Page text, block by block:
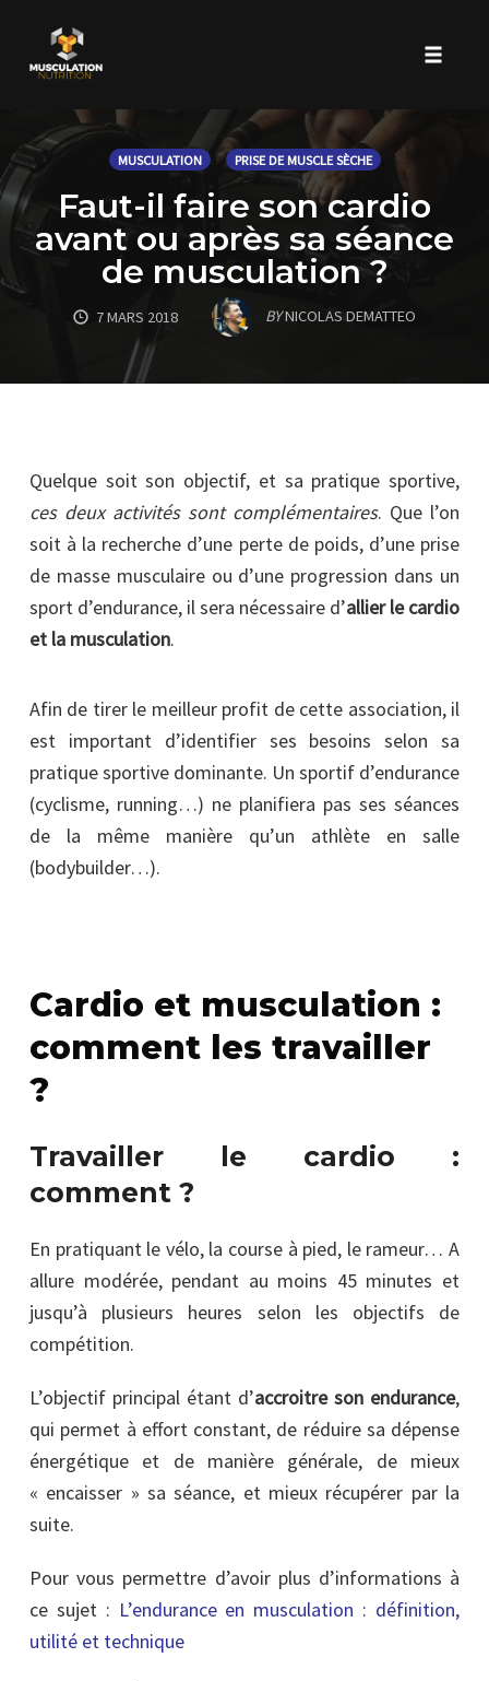
to
content
MUSCULATION PRISE DE MUSCLE SÈCHE
Faut-il faire son cardio
avant ou après sa séance
de musculation ?
7 MARS 2018 BYNICOLAS DEMATTEO
Quelque soit son objectif, et sa pratique sportive,
ces deux activités sont complémentaires. Que l’on
soit à la recherche d’une perte de poids, d’une prise
de masse musculaire ou d’une progression dans un
sport d’endurance, il sera nécessaire d’allier le cardio
et la musculation.
Afin de tirer le meilleur profit de cette association, il
est important d’identifier ses besoins selon sa
pratique sportive dominante. Un sportif d’endurance
(cyclisme, running…) ne planifiera pas ses séances
de la même manière qu’un athlète en salle
(bodybuilder…).
Cardio et musculation :
comment les travailler
?
Travailler le cardio :
comment ?
En pratiquant le vélo, la course à pied, le rameur… A
allure modérée, pendant au moins 45 minutes et
jusqu’à plusieurs heures selon les objectifs de
compétition.
L’objectif principal étant d’accroitre son endurance,
qui permet à effort constant, de réduire sa dépense
énergétique et de manière générale, de mieux
« encaisser » sa séance, et mieux récupérer par la
suite.
Pour vous permettre d’avoir plus d’informations à
ce sujet : L’endurance en musculation : définition,
utilité et technique